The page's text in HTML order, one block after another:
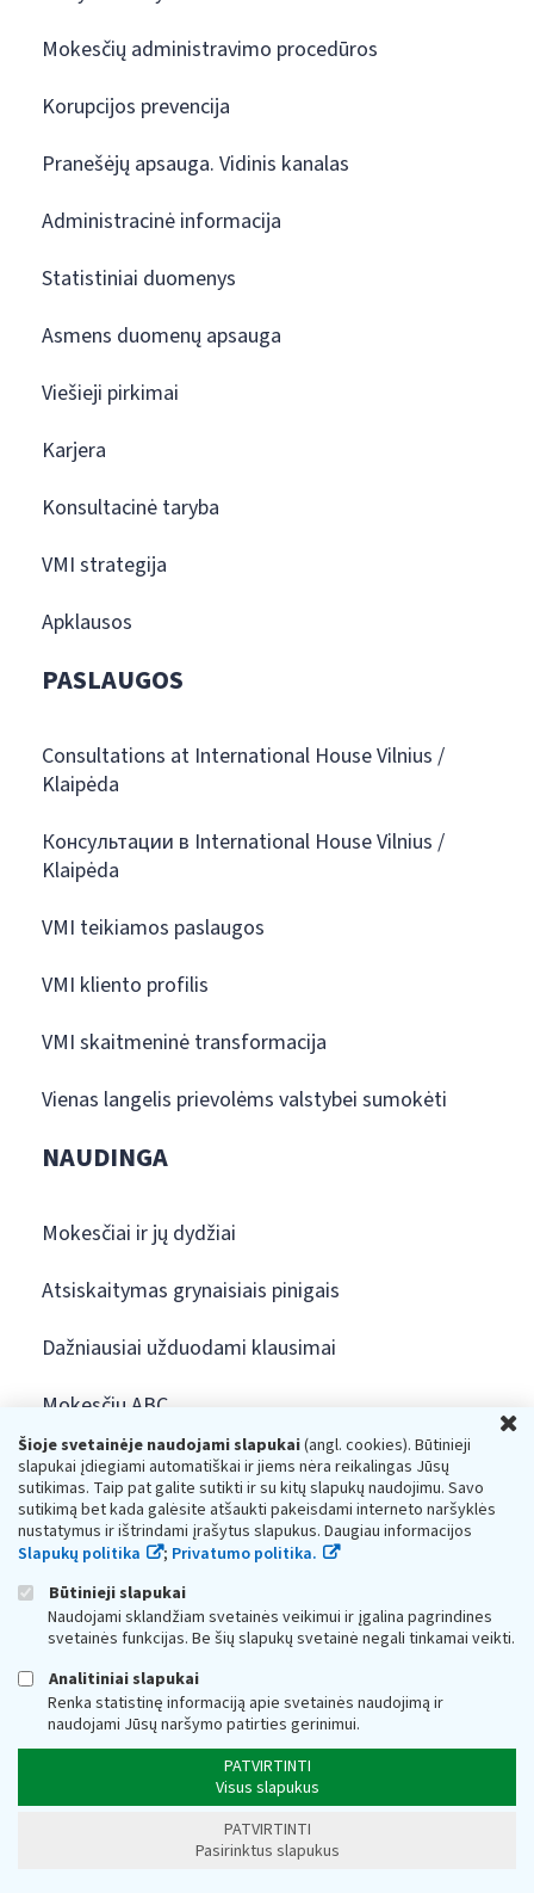
Šioje svetainėje naudojami slapukai(angl. cookies). Būtinieji
slapukai įdiegiami automatiškai ir jiems nėra reikalingas Jūsų
sutikimas. Taip pat galite sutikti ir su kitų slapukų naudojimu. Savo
sutikimą bet kada galėsite atšaukti pakeisdami interneto naršyklės
nustatymus ir ištrindami įrašytus slapukus. Daugiau informacijos
Slapukų politika
; Privatumo politika.
Būtinieji slapukai
Naudojami sklandžiam svetainės veikimui ir įgalina pagrindines
svetainės funkcijas. Be šių slapukų svetainė negali tinkamai veikti.
Analitiniai slapukai
Renka statistinę informaciją apie svetainės naudojimą ir
naudojami Jūsų naršymo patirties gerinimui.
PATVIRTINTI
Visus slapukus
PATVIRTINTI
Pasirinktus slapukus
Mokesčių administravimo procedūros
Korupcijos prevencija
Pranešėjų apsauga. Vidinis kanalas
Administracinė informacija
Statistiniai duomenys
Asmens duomenų apsauga
Viešieji pirkimai
Karjera
Konsultacinė taryba
VMI strategija
Apklausos
PASLAUGOS
Consultations at International House Vilnius /
Klaipėda
Консультации в International House Vilnius /
Klaipėda
VMI teikiamos paslaugos
VMI kliento profilis
VMI skaitmeninė transformacija
Vienas langelis prievolėms valstybei sumokėti
NAUDINGA
Mokesčiai ir jų dydžiai
Atsiskaitymas grynaisiais pinigais
Dažniausiai užduodami klausimai
Mokesčių ABC
Viktorina moksleiviams
VMI kviečia į „Pasimatymą su mokesčiais“
Įmonių VDU palyginimas
STOP šešėliui
Krašto apsaugos ministerijos informacija
Interneto svetainės atitikties paraiška
Ieškome turto savininkų